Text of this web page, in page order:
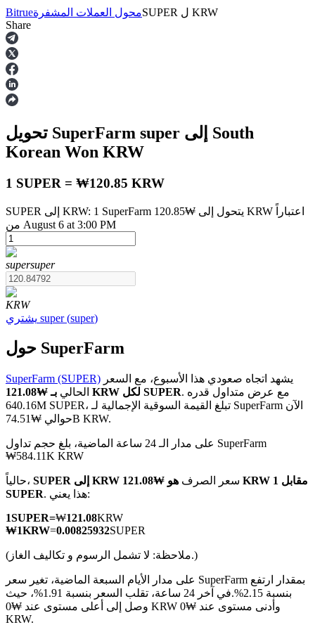
العقود الآجلة
العقود الآجلة USDT
العقود الآجلة لـ COIN-M
العقود الآجلة للعملات المشفرة
TradFi
مشتقات الأسهم والعملات الأجنبية والمعادن الثمينة والسلع
Bitrueمحول العملات المشفرةSUPER ل KRW
Share
تحويل SuperFarm super
Korean Won KRW
1 SUPER = ₩120.85 KRW
SUPER إلى KRW: 1 SuperFarm يتحول إلى ₩120.85 KRW اعتباراً
من August 6 at 3:00 PM
supersuper
KRW
يشتري super(super)
حول SuperFarm
SuperFarm (SUPER)
الحالي
بـ ₩121.08 KRW لكل SUPER. مع عرض متداول قدره
640.16M SUPER، تبلغ القيمة السوقية الإجمالية لـ SuperFarm الآن
حوالي ₩74.51B KRW.
على مدار الـ 24 ساعة الماضية، بلغ حجم تداول SuperFarm
₩584.11K KRW
حالياً، SUPER إلى KRW سعر الصرف
هو ₩121.08 KRW مقابل 1
SUPER
. هذا يعني:
1SUPER=₩121.08KRW
₩1KRW=0.00825932SUPER
(ملاحظة: لا تشمل الرسوم و تكاليف الغاز.)
على مدار الأيام السبعة الماضية، تغير سعر SuperFarm بمقدار ارتفع
بنسبة 2.15%.
في آخر 24 ساعة، تقلب السعر بنسبة 1.91%، حيث
وصل إلى أعلى مستوى عند ₩0 KRW وأدنى مستوى عند ₩0
KRW.